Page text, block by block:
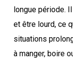
longue période.
et être lourd, ce
situations
à manger, boire